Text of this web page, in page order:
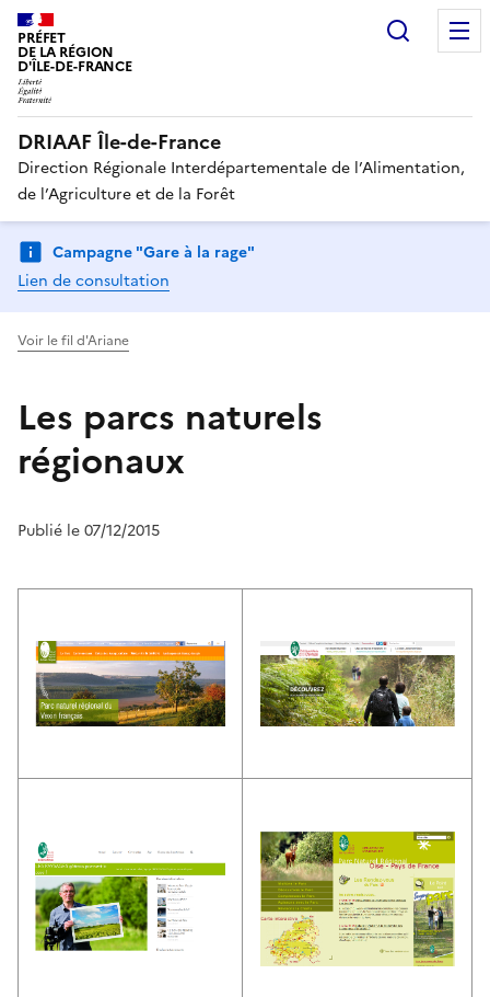
PRÉFET
DE LA RÉGION
D'ÎLE-DE-FRANCE
DRIAAF Île-de-France
Direction Régionale Interdépartementale de l’Alimentation,
de l’Agriculture et de la Forêt
Campagne "Gare à la rage"
Lien de consultation
Voir le fil d'Ariane
Les parcs naturels
régionaux
Publié le 07/12/2015